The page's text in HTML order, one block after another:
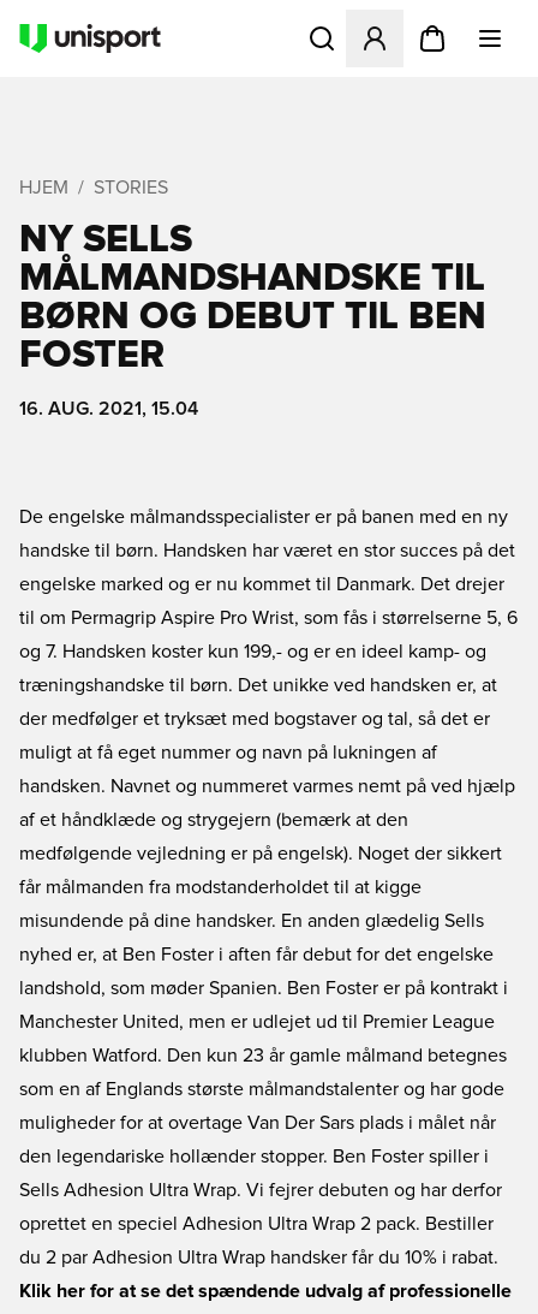
Åbner en Modal til at
HJEM STORIES
NY SELLS
MÅLMANDSHANDSKE TIL
BØRN OG DEBUT TIL BEN
FOSTER
16. AUG. 2021, 15.04
De engelske målmandsspecialister er på banen med en ny
handske til børn. Handsken har været en stor succes på det
engelske marked og er nu kommet til Danmark. Det drejer
til om Permagrip Aspire Pro Wrist, som fås i størrelserne 5, 6
og 7. Handsken koster kun 199,- og er en ideel kamp- og
træningshandske til børn. Det unikke ved handsken er, at
der medfølger et tryksæt med bogstaver og tal, så det er
muligt at få eget nummer og navn på lukningen af
handsken. Navnet og nummeret varmes nemt på ved hjælp
af et håndklæde og strygejern (bemærk at den
medfølgende vejledning er på engelsk). Noget der sikkert
får målmanden fra modstanderholdet til at kigge
misundende på dine handsker. En anden glædelig Sells
nyhed er, at Ben Foster i aften får debut for det engelske
landshold, som møder Spanien. Ben Foster er på kontrakt i
Manchester United, men er udlejet ud til Premier League
klubben Watford. Den kun 23 år gamle målmand betegnes
som en af Englands største målmandstalenter og har gode
muligheder for at overtage Van Der Sars plads i målet når
den legendariske hollænder stopper. Ben Foster spiller i
Sells Adhesion Ultra Wrap. Vi fejrer debuten og har derfor
oprettet en speciel Adhesion Ultra Wrap 2 pack. Bestiller
du 2 par Adhesion Ultra Wrap handsker får du 10% i rabat.
Klik her for at se det spændende udvalg af professionelle